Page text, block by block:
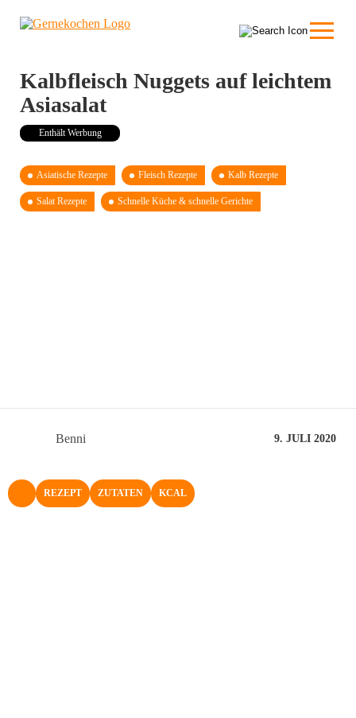
Kalbfleisch Nuggets auf leichtem
Asiasalat
Enthält Werbung
Asiatische Rezepte Fleisch Rezepte Kalb Rezepte
Salat Rezepte Schnelle Küche & schnelle Gerichte
Benni 9. JULI 2020
NACH OBEN
REZEPT ZUTATEN KCAL